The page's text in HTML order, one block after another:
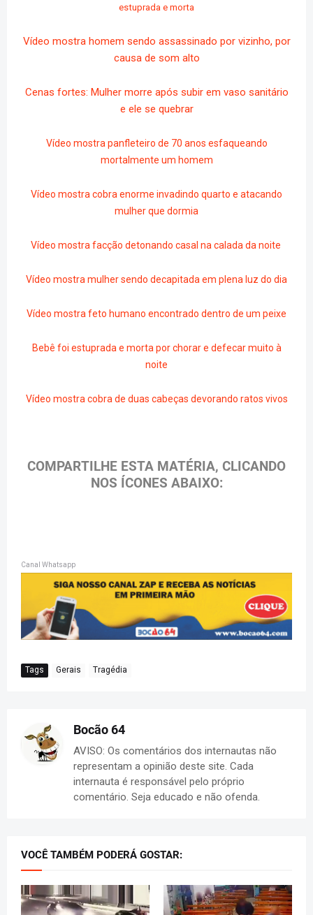
estuprada e morta
Vídeo mostra homem sendo assassinado por vizinho, por
causa de som alto
Cenas fortes: Mulher morre após subir em vaso sanitário
e ele se quebrar
Vídeo mostra panfleteiro de 70 anos esfaqueando
mortalmente um homem
Vídeo mostra cobra enorme invadindo quarto e atacando
mulher que dormia
Vídeo mostra facção detonando casal na calada da noite
Vídeo mostra mulher sendo decapitada em plena luz do dia
Vídeo mostra feto humano encontrado dentro de um peixe
Bebê foi estuprada e morta por chorar e defecar muito à
noite
Vídeo mostra cobra de duas cabeças devorando ratos vivos
COMPARTILHE ESTA MATÉRIA, CLICANDO
NOS ÍCONES ABAIXO:
Canal Whatsapp
Tags Gerais Tragédia
Bocão 64
AVISO: Os comentários dos internautas não
representam a opinião deste site. Cada
internauta é responsável pelo próprio
comentário. Seja educado e não ofenda.
VOCÊ TAMBÉM PODERÁ GOSTAR: